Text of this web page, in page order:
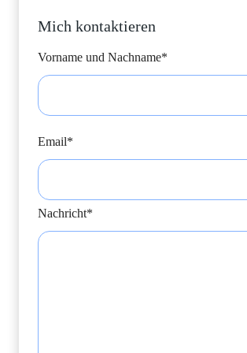
Mich kontaktieren
Vorname und Nachname*
Email*
Nachricht*